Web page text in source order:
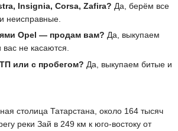
Insignia, Corsa, Zafira? Да, берём все
неисправные.
Opel — продам вам? Да, выкупаем
не касаются.
или с пробегом? Да, выкупаем битые и
столица Татарстана, около 164 тысяч
реки Зай в 249 км к юго-востоку от